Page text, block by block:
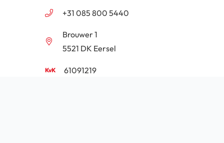
+31 085 800 5440
Brouwer 1
5521 DK Eersel
61091219